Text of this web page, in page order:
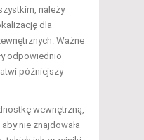
należy
dla
Ważne
odpowiednio
późniejszy
wewnętrzną,
nie znajdowała